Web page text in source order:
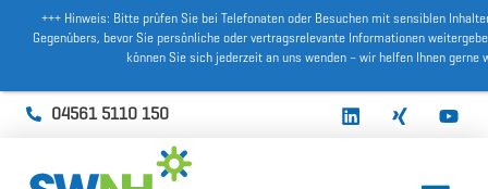
04561 5110 150
+++ Hinweis: Bitte prüfen Sie bei Telefonaten oder Besuchen mit sensiblen
Gegenübers, bevor Sie persönliche oder vertragsrelevante Informationen
können Sie sich jederzeit an uns wenden – wir helfen Ihnen gerne